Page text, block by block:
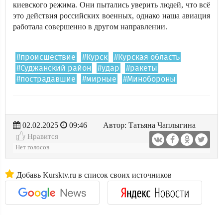
киевского режима. Они пытались уверить людей, что всё
это действия российских военных, однако наша авиация
работала совершенно в другом направлении.
#происшествие #Курск
#Курская область
#Суджанский район
#удар
#ракеты
#пострадавшие
#мирные #Минобороны
02.02.2025 09:46
Автор: Татьяна Чаплыгина
Нравится
Нет голосов
Добавь Kursktv.ru в список своих источников